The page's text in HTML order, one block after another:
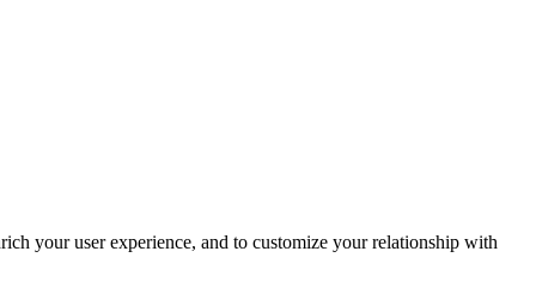
your user experience, and to customize your relationship with